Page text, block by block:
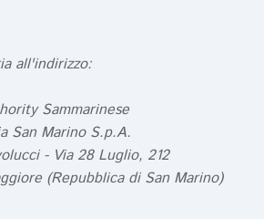
all'indirizzo:
Sammarinese
San Marino S.p.A.
- Via 28 Luglio, 212
(Repubblica di San Marino)